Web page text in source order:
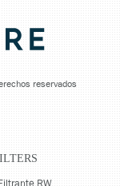
reservados